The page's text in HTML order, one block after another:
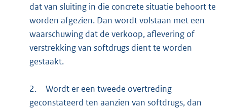
dat van sluiting in die concrete situatie behoort te
worden afgezien. Dan wordt volstaan met een
waarschuwing dat de verkoop, aflevering of
verstrekking van softdrugs dient te worden
gestaakt.
2.
Wordt er een tweede overtreding
geconstateerd ten aanzien van softdrugs, dan